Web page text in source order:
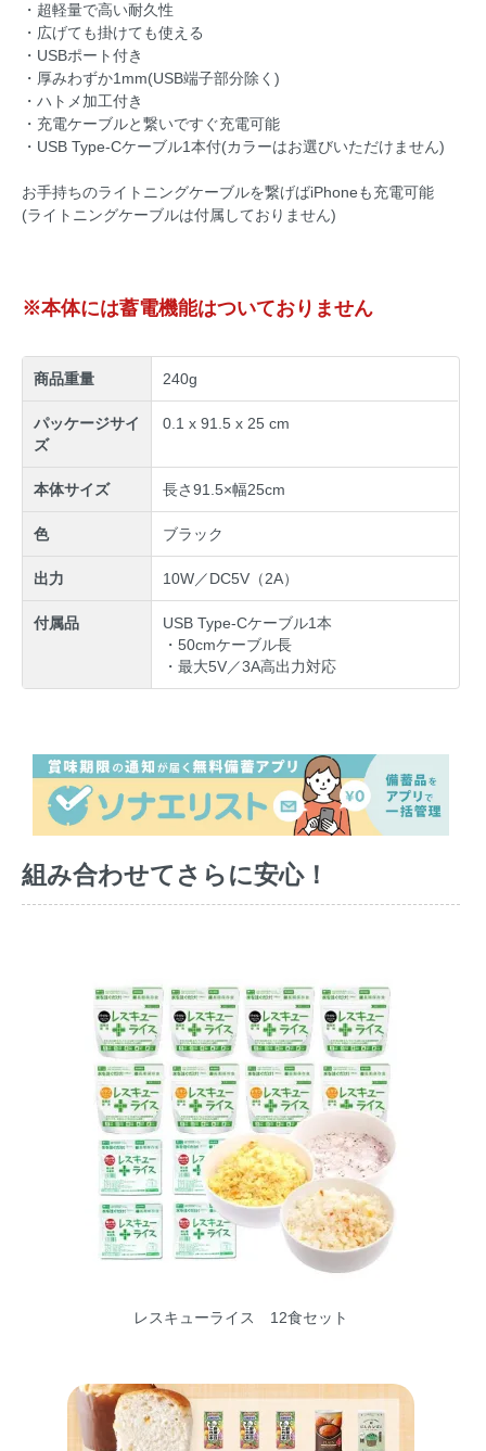
・超軽量で高い耐久性
・広げても掛けても使える
・USBポート付き
・厚みわずか1mm(USB端子部分除く)
・ハトメ加工付き
・充電ケーブルと繋いですぐ充電可能
・USB Type-Cケーブル1本付(カラーはお選びいただけません)
お手持ちのライトニングケーブルを繋げばiPhoneも充電可能
(ライトニングケーブルは付属しておりません)
※本体には蓄電機能はついておりません
商品重量 240g
パッケージサイ
ズ
0.1 x 91.5 x 25 cm
本体サイズ 長さ91.5×幅25cm
色 ブラック
出力 10W／DC5V（2A）
付属品
USB Type-Cケーブル1本
・50cmケーブル長
・最大5V／3A高出力対応
組み合わせてさらに安心！
レスキューライス 12食セット